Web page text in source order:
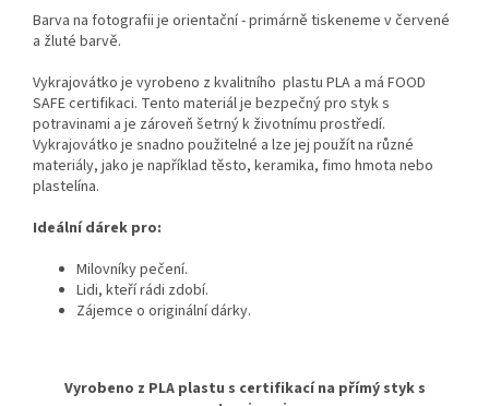
Barva na fotografii je orientační - primárně tiskeneme v červené
a žluté barvě.
Vykrajovátko je vyrobeno z kvalitního plastu PLA a má FOOD
SAFE certifikaci. Tento materiál je bezpečný pro styk s
potravinami a je zároveň šetrný k životnímu prostředí.
Vykrajovátko je snadno použitelné a lze jej použít na různé
materiály, jako je například těsto, keramika, fimo hmota nebo
plastelína.
Ideální dárek pro:
Milovníky pečení.
Lidi, kteří rádi zdobí.
Zájemce o originální dárky.
Vyrobeno z PLA plastu s certifikací na přímý styk s